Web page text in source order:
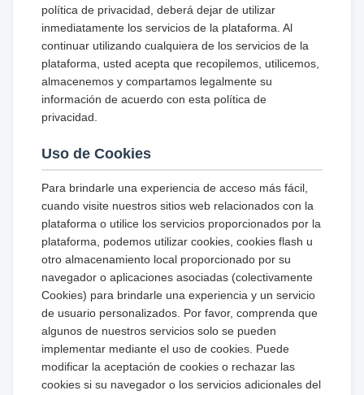
política de privacidad, deberá dejar de utilizar
inmediatamente los servicios de la plataforma. Al
continuar utilizando cualquiera de los servicios de la
plataforma, usted acepta que recopilemos, utilicemos,
almacenemos y compartamos legalmente su
información de acuerdo con esta política de
privacidad.
Uso de Cookies
Para brindarle una experiencia de acceso más fácil,
cuando visite nuestros sitios web relacionados con la
plataforma o utilice los servicios proporcionados por la
plataforma, podemos utilizar cookies, cookies flash u
otro almacenamiento local proporcionado por su
navegador o aplicaciones asociadas (colectivamente
Cookies) para brindarle una experiencia y un servicio
de usuario personalizados. Por favor, comprenda que
algunos de nuestros servicios solo se pueden
implementar mediante el uso de cookies. Puede
modificar la aceptación de cookies o rechazar las
cookies si su navegador o los servicios adicionales del